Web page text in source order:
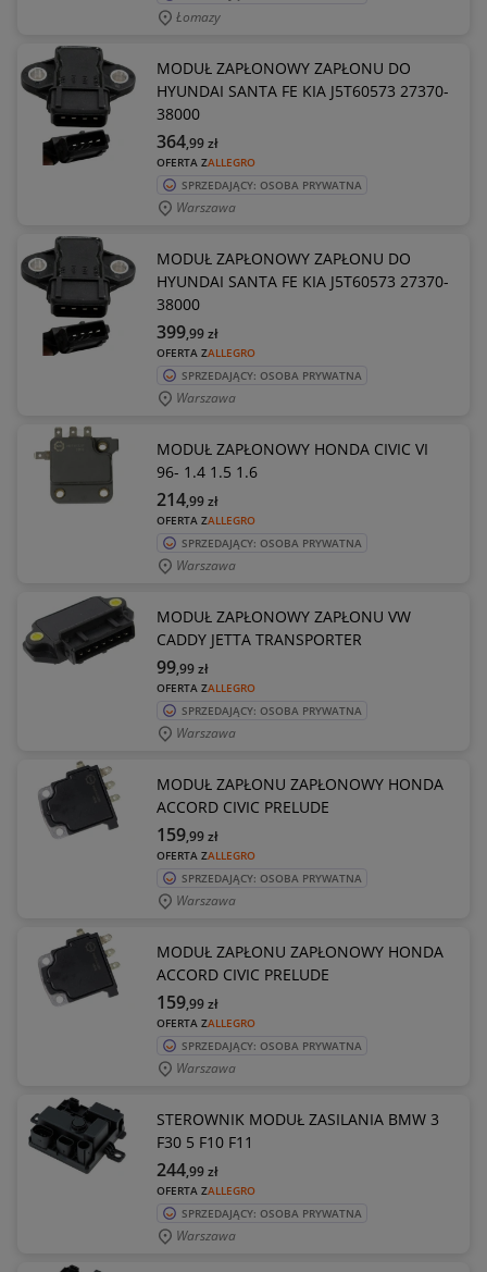
Łomazy
MODUŁ ZAPŁONOWY ZAPŁONU DO
HYUNDAI SANTA FE KIA J5T60573 27370-
38000
OFERTA ZALLEGRO
364,99zł
SPRZEDAJĄCY: OSOBA PRYWATNA
Warszawa
MODUŁ ZAPŁONOWY ZAPŁONU DO
HYUNDAI SANTA FE KIA J5T60573 27370-
38000
OFERTA ZALLEGRO
399,99zł
SPRZEDAJĄCY: OSOBA PRYWATNA
Warszawa
MODUŁ ZAPŁONOWY HONDA CIVIC VI
96- 1.4 1.5 1.6
OFERTA ZALLEGRO
214,99zł
SPRZEDAJĄCY: OSOBA PRYWATNA
Warszawa
MODUŁ ZAPŁONOWY ZAPŁONU VW
CADDY JETTA TRANSPORTER
OFERTA ZALLEGRO
99,99zł
SPRZEDAJĄCY: OSOBA PRYWATNA
Warszawa
MODUŁ ZAPŁONU ZAPŁONOWY HONDA
ACCORD CIVIC PRELUDE
OFERTA ZALLEGRO
159,99zł
SPRZEDAJĄCY: OSOBA PRYWATNA
Warszawa
MODUŁ ZAPŁONU ZAPŁONOWY HONDA
ACCORD CIVIC PRELUDE
OFERTA ZALLEGRO
159,99zł
SPRZEDAJĄCY: OSOBA PRYWATNA
Warszawa
STEROWNIK MODUŁ ZASILANIA BMW 3
F30 5 F10 F11
OFERTA ZALLEGRO
244,99zł
SPRZEDAJĄCY: OSOBA PRYWATNA
Warszawa